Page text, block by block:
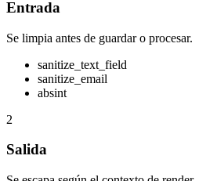
Entrada
Se limpia antes de guardar o procesar.
sanitize_text_field
sanitize_email
absint
2
Salida